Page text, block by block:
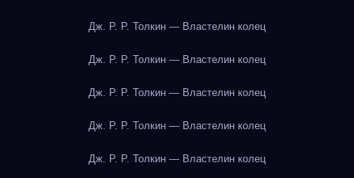
Дж. Р. Р. Толкин — Властелин колец
Дж. Р. Р. Толкин — Властелин колец
Дж. Р. Р. Толкин — Властелин колец
Дж. Р. Р. Толкин — Властелин колец
Дж. Р. Р. Толкин — Властелин колец